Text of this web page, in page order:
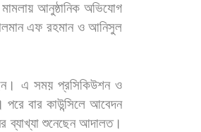
মামলায় আনুষ্ঠানিক অভিযোগ
এফ রহমান ও আনিসুল
এ সময় প্রসিকিউশন ও
পরে বার কাউন্সিলে আবেদন
ব্যাখ্যা শুনেছেন আদালত।